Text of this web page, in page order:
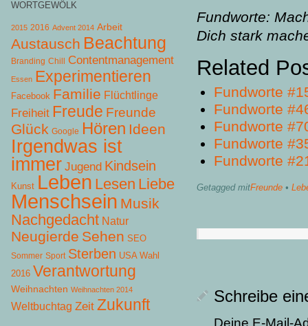
Fundworte:
Dich stark
Related
Fundworte
Fundworte
Fundworte
Fundworte
Fundworte
Getagged mitFreunde •
Schreibe
Deine E-Mail-
WORTGEWÖLK
2015 2016 Advent 2014 Arbeit
Austausch Beachtung
Branding Chill Contentmanagement
Essen Experimentieren
Facebook Familie Flüchtlinge
Freiheit Freude Freunde
Glück Google Hören Ideen
Irgendwas ist
immer Jugend Kindsein
Kunst Leben Lesen Liebe
Menschsein Musik
Nachgedacht Natur
Neugierde Sehen SEO
Sommer Sport Sterben USA Wahl
2016 Verantwortung
Weihnachten Weihnachten 2014
Weltbuchtag Zeit Zukunft